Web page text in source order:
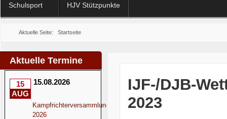
Schulsport HJV Stützpunkte
Aktuelle Seite: Startseite
Aktuelle Termine
15
AUG
15.08.2026
Kampfrichterversammlung
2026
IJF-/DJB-
2023